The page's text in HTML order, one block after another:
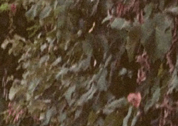
les colonnes
les colonnes affichées